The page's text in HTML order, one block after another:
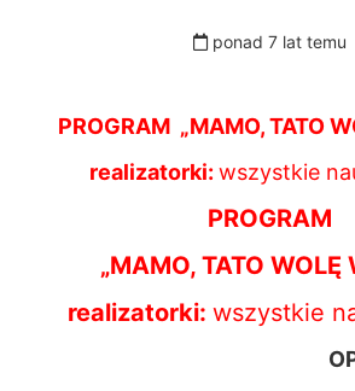
ponad 7 lat temu
PROGRAM „MAMO, TATO
realizatorki:wszystkie
PROGRAM
„MAMO, TATO WOLĘ
realizatorki: wszystkie
OPIS